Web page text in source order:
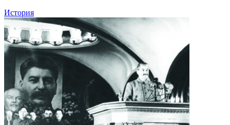
История